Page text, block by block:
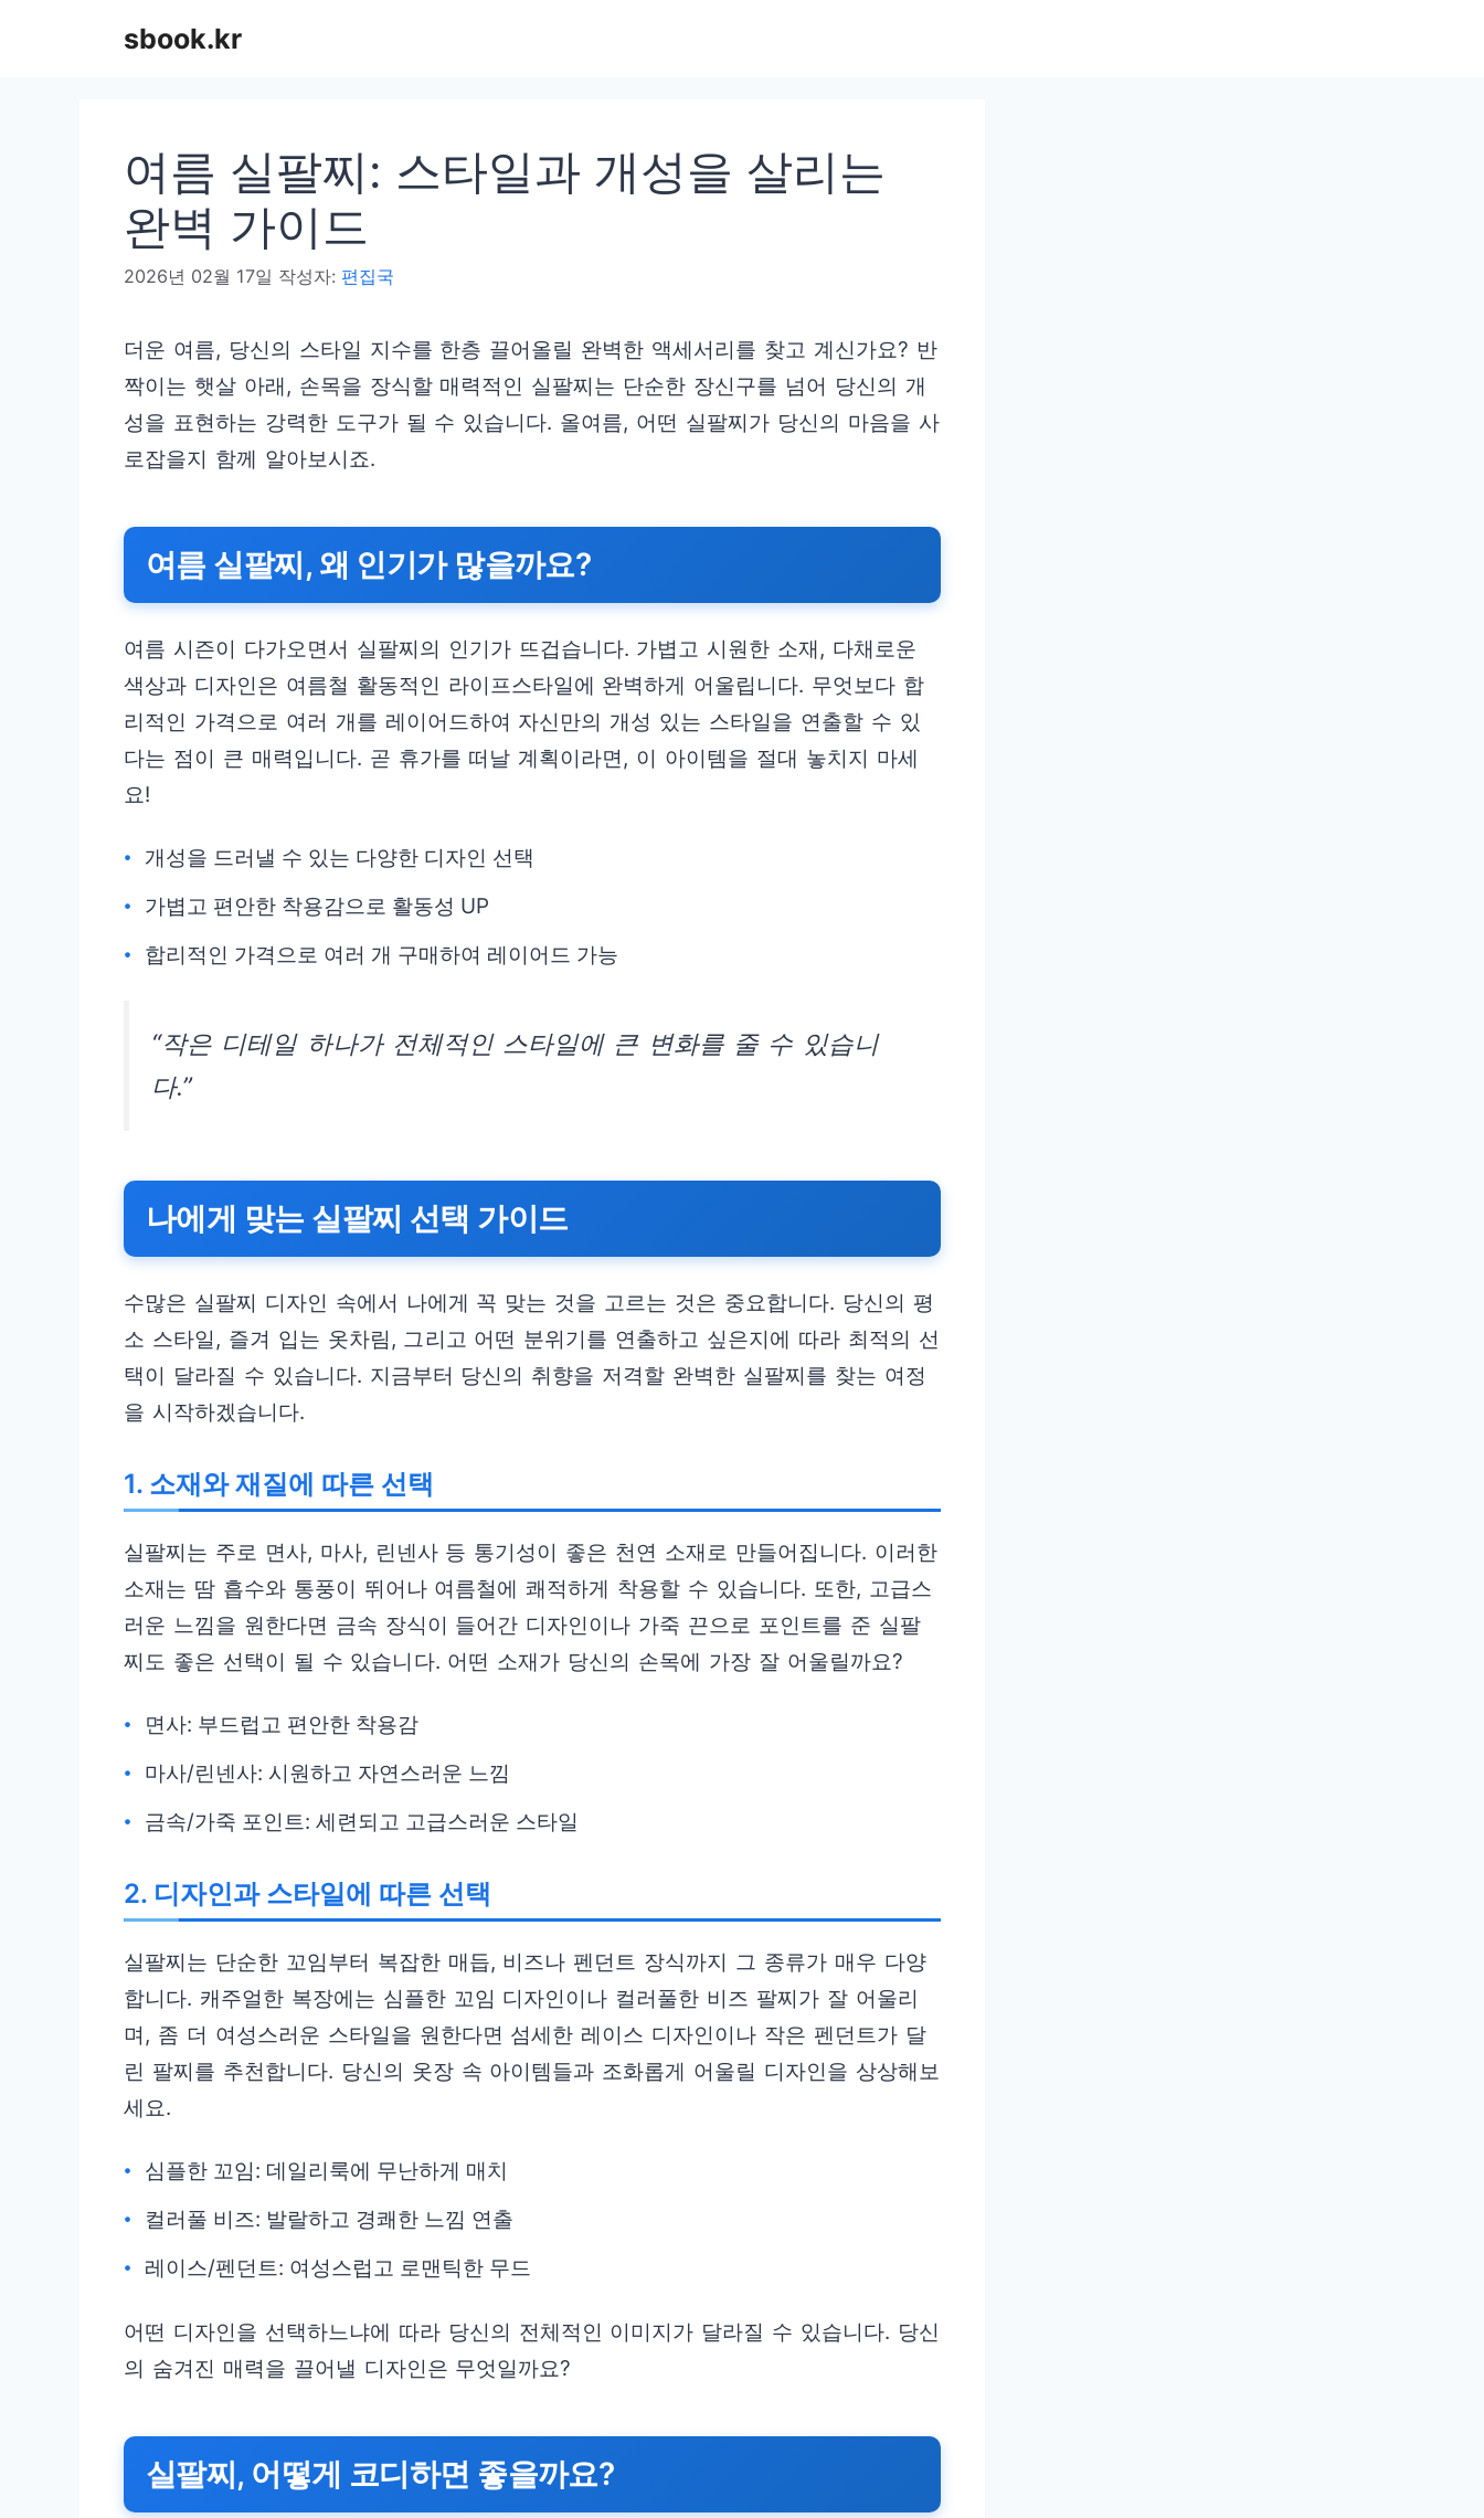
sbook.kr
여름 실팔찌: 스타일과 개성을 살리는
완벽 가이드
2026년 02월 17일 작성자: 편집국
더운 여름, 당신의 스타일 지수를 한층 끌어올릴 완벽한 액세서리를 찾고 계신가요? 반
짝이는 햇살 아래, 손목을 장식할 매력적인 실팔찌는 단순한 장신구를 넘어 당신의 개
성을 표현하는 강력한 도구가 될 수 있습니다. 올여름, 어떤 실팔찌가 당신의 마음을 사
로잡을지 함께 알아보시죠.
여름 실팔찌, 왜 인기가 많을까요?
여름 시즌이 다가오면서 실팔찌의 인기가 뜨겁습니다. 가볍고 시원한 소재, 다채로운
색상과 디자인은 여름철 활동적인 라이프스타일에 완벽하게 어울립니다. 무엇보다 합
리적인 가격으로 여러 개를 레이어드하여 자신만의 개성 있는 스타일을 연출할 수 있
다는 점이 큰 매력입니다. 곧 휴가를 떠날 계획이라면, 이 아이템을 절대 놓치지 마세
요!
개성을 드러낼 수 있는 다양한 디자인 선택
가볍고 편안한 착용감으로 활동성 UP
합리적인 가격으로 여러 개 구매하여 레이어드 가능
“작은 디테일 하나가 전체적인 스타일에 큰 변화를 줄 수 있습니
다.”
나에게 맞는 실팔찌 선택 가이드
수많은 실팔찌 디자인 속에서 나에게 꼭 맞는 것을 고르는 것은 중요합니다. 당신의 평
소 스타일, 즐겨 입는 옷차림, 그리고 어떤 분위기를 연출하고 싶은지에 따라 최적의 선
택이 달라질 수 있습니다. 지금부터 당신의 취향을 저격할 완벽한 실팔찌를 찾는 여정
을 시작하겠습니다.
1. 소재와 재질에 따른 선택
실팔찌는 주로 면사, 마사, 린넨사 등 통기성이 좋은 천연 소재로 만들어집니다. 이러한
소재는 땀 흡수와 통풍이 뛰어나 여름철에 쾌적하게 착용할 수 있습니다. 또한, 고급스
러운 느낌을 원한다면 금속 장식이 들어간 디자인이나 가죽 끈으로 포인트를 준 실팔
찌도 좋은 선택이 될 수 있습니다. 어떤 소재가 당신의 손목에 가장 잘 어울릴까요?
면사: 부드럽고 편안한 착용감
마사/린넨사: 시원하고 자연스러운 느낌
금속/가죽 포인트: 세련되고 고급스러운 스타일
2. 디자인과 스타일에 따른 선택
실팔찌는 단순한 꼬임부터 복잡한 매듭, 비즈나 펜던트 장식까지 그 종류가 매우 다양
합니다. 캐주얼한 복장에는 심플한 꼬임 디자인이나 컬러풀한 비즈 팔찌가 잘 어울리
며, 좀 더 여성스러운 스타일을 원한다면 섬세한 레이스 디자인이나 작은 펜던트가 달
린 팔찌를 추천합니다. 당신의 옷장 속 아이템들과 조화롭게 어울릴 디자인을 상상해보
세요.
심플한 꼬임: 데일리룩에 무난하게 매치
컬러풀 비즈: 발랄하고 경쾌한 느낌 연출
레이스/펜던트: 여성스럽고 로맨틱한 무드
어떤 디자인을 선택하느냐에 따라 당신의 전체적인 이미지가 달라질 수 있습니다. 당신
의 숨겨진 매력을 끌어낼 디자인은 무엇일까요?
실팔찌, 어떻게 코디하면 좋을까요?